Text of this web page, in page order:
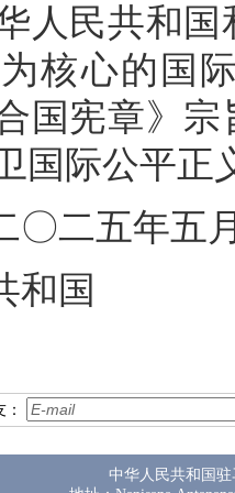
人民共和
核心的国
国宪章》
国际公平正
〇二五年五
民共和
：
中华人民共和国